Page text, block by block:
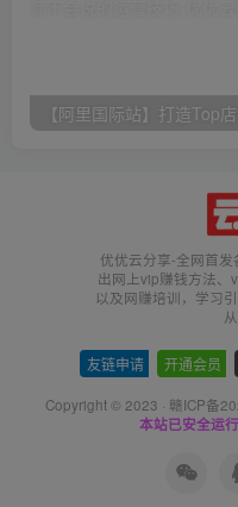
优优云分享-全网首
出网上vip赚钱方法、
以及网赚培训，学习
友链申请 开通会员
Copyright © 2023 · 赣ICP备
本站已安全运